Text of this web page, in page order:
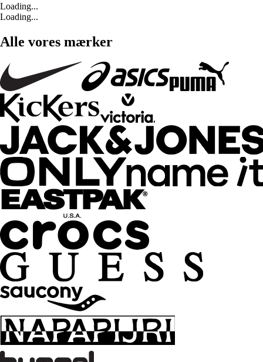
Loading...
Loading...
Alle vores mærker